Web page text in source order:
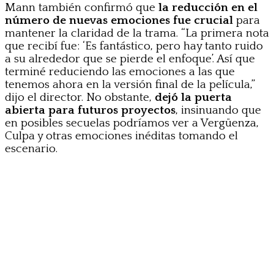
Mann también confirmó que la reducción en el
número de nuevas emociones fue crucial para
mantener la claridad de la trama. “La primera nota
que recibí fue: ‘Es fantástico, pero hay tanto ruido
a su alrededor que se pierde el enfoque’. Así que
terminé reduciendo las emociones a las que
tenemos ahora en la versión final de la película,”
dijo el director. No obstante, dejó la puerta
abierta para futuros proyectos, insinuando que
en posibles secuelas podríamos ver a Vergüenza,
Culpa y otras emociones inéditas tomando el
escenario.